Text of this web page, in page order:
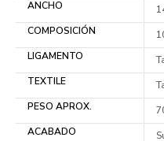
ANCHO
COMPOSICIÓN
LIGAMENTO
TEXTILE
PESO APROX.
ACABADO